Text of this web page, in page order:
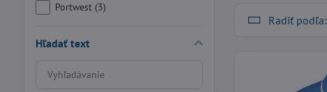
Radiť podľa:
Portwest (3)
Hľadať text
Prehľadať
výsledky